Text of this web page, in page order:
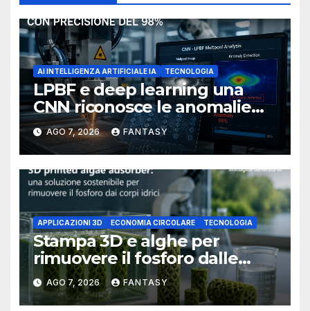
AI INTELLIGENZA ARTIFICIALE IA TECNOLOGIA
LPBF e deep learning una
CNN riconosce le anomalie
del bagno di fusione
AGO 7, 2026 FANTASY
APPLICAZIONI 3D ECONOMIA CIRCOLARE TECNOLOGIA
Stampa 3D e alghe per
rimuovere il fosforo dalle
acque il progetto della
Florida Atlantic University
AGO 7, 2026 FANTASY